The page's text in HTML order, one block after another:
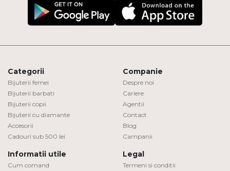
Categorii
Bijuterii femei
Bijuterii barbati
Bijuterii copii
Bijuterii cu diamante
Accesorii
Cadouri sub 500 lei
Companie
Despre noi
Cariere
Agentii
Contact
Blog
Campanii
Informatii utile
Cum comand
Legal
Termeni si conditii